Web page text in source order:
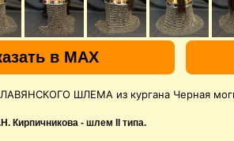
в MAX
ШЛЕМА из кургана Черная
Кирпичникова - шлем II типа.